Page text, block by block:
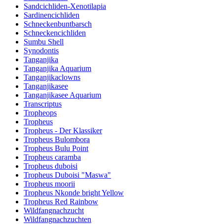
Sandcichliden-Xenotilapia
Sardinencichliden
Schneckenbuntbarsch
Schneckencichliden
Sumbu Shell
Synodontis
Tanganjika
Tanganjika Aquarium
Tanganjikaclowns
Tanganjikasee
Tanganjikasee Aquarium
Transcriptus
Tropheops
Tropheus
Tropheus - Der Klassiker
Tropheus Bulombora
Tropheus Bulu Point
Tropheus caramba
Tropheus duboisi
Tropheus Duboisi "Maswa"
Tropheus moorii
Tropheus Nkonde bright Yellow
Tropheus Red Rainbow
Wildfangnachzucht
Wildfangnachzuchten